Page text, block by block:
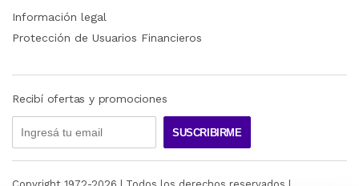
Información legal
Protección de Usuarios Financieros
Recibí ofertas y promociones
SUSCRIBIRME